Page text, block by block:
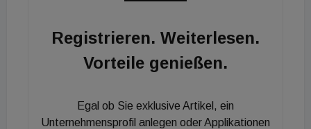
Registrieren. Weiterlesen.
Vorteile genießen.
Egal ob Sie exklusive Artikel, ein
Unternehmensprofil anlegen oder Applikationen